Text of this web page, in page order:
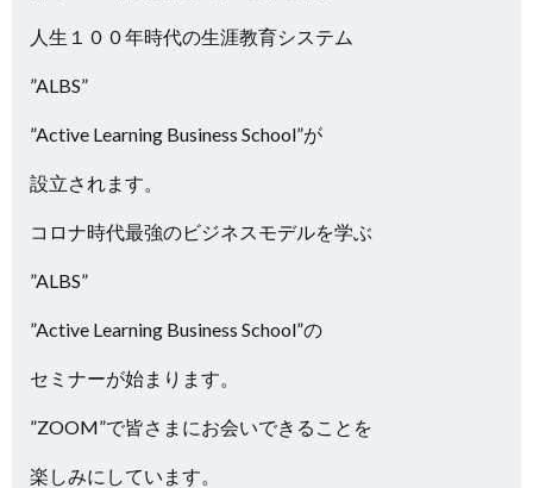
人生１００年時代の生涯教育システム
”ALBS”
”Active Learning Business School”が
設立されます。
コロナ時代最強のビジネスモデルを学ぶ
”ALBS”
”Active Learning Business School”の
セミナーが始まります。
”ZOOM”で皆さまにお会いできることを
楽しみにしています。